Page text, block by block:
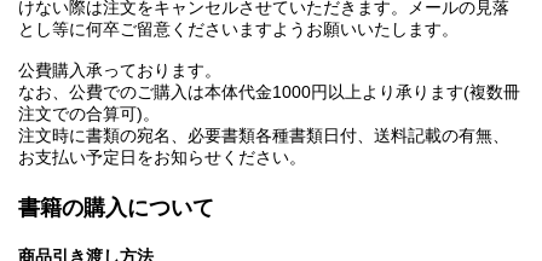
けない際は注文をキャンセルさせていただきます。メールの見落
とし等に何卒ご留意くださいますようお願いいたします。
公費購入承っております。
なお、公費でのご購入は本体代金1000円以上より承ります(複数冊
注文での合算可)。
注文時に書類の宛名、必要書類各種書類日付、送料記載の有無、
お支払い予定日をお知らせください。
書籍の購入について
商品引き渡し方法